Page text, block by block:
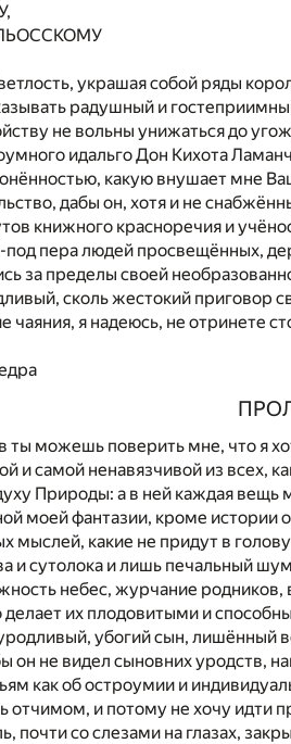
украшая собой ряды
радушный и
не вольны унижаться до
идальго Дон Кихота
какую внушает мне
дабы он, хотя и не
книжного красноречия и
пера людей просвещённых,
за пределы своей
сколь жестокий приговор
чаяния, я надеюсь, не отринете
ты можешь поверить мне, что я
и самой ненавязчивой из всех,
Природы: а в ней каждая
моей фантазии, кроме
мыслей, какие не придут в
и сутолока и лишь печальный
небес, журчание
их плодовитыми и
убогий сын, лишённый
он не видел сыновних уродств,
как об остроумии и
отчимом, и потому не хочу идти
почти со слезами на глазах,